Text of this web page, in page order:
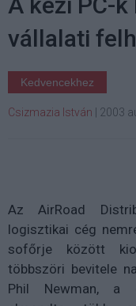
vállalati
Kedvencekhez
Csizmazia István 2003
Az AirRoad
logisztikai cég
sofőrje között
többszöri bevitele
Phil Newman, a